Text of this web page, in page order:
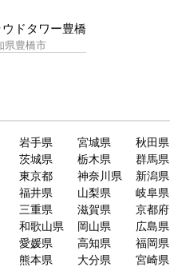
ウドタワー豊橋
県豊橋市
岩手県 宮城県
秋田県
茨城県 栃木県
群馬県
東京都 神奈川県
新潟県
福井県 山梨県
岐阜県
三重県 滋賀県
京都府
和歌山県 岡山県
広島県
愛媛県 高知県
福岡県
熊本県 大分県
宮崎県